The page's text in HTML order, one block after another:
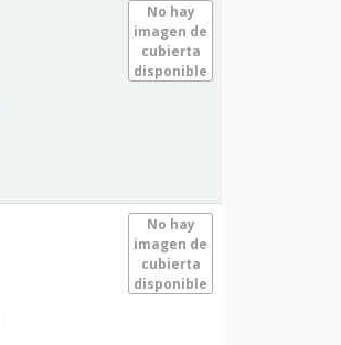
No hay
imagen de
cubierta
disponible
No hay
imagen de
cubierta
disponible